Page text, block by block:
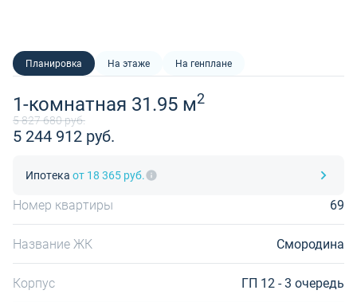
Планировка На этаже На генплане
1-комнатная 31.95 м2
5 827 680 руб.
5 244 912 руб.
Ипотека от 18 365 руб.
Номер квартиры 69
Название ЖК Смородина
Корпус ГП 12 - 3 очередь